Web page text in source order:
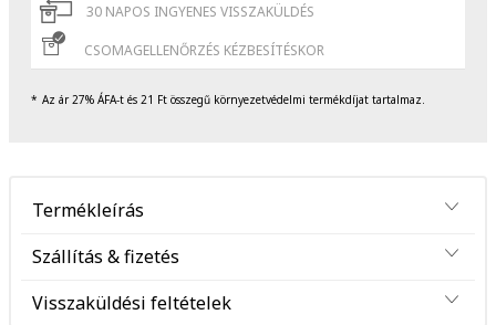
30 NAPOS INGYENES VISSZAKÜLDÉS
CSOMAGELLENŐRZÉS KÉZBESÍTÉSKOR
Az ár 27% ÁFA-t és 21 Ft összegű környezetvédelmi termékdíjat tartalmaz.
Termékleírás
Szállítás & fizetés
Visszaküldési feltételek